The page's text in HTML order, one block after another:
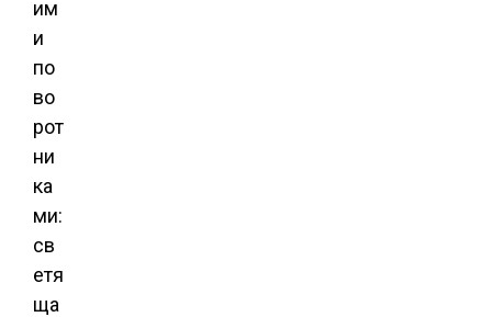
им
и
по
во
рот
ни
ка
ми:
св
етя
ща